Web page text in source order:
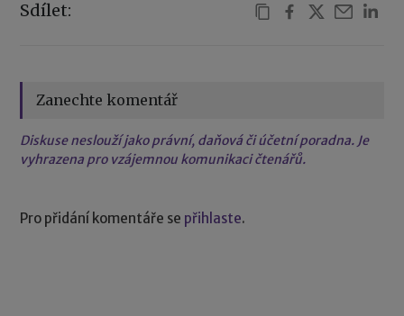
Sdílet:
Zanechte komentář
Diskuse neslouží jako právní, daňová či účetní poradna. Je
vyhrazena pro vzájemnou komunikaci čtenářů.
Pro přidání komentáře se přihlaste.